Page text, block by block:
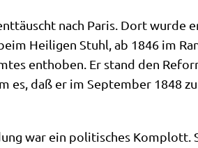
nach Paris. Dort wur­de
Hei­li­gen Stuhl, ab 1846 im
ent­ho­ben. Er stand den
es, daß er im Sep­tem­ber 1848
war ein poli­ti­sches Kom­plott.